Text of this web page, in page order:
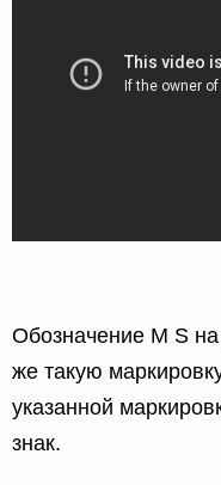
Обозначение M S
же такую
указанной
знак.